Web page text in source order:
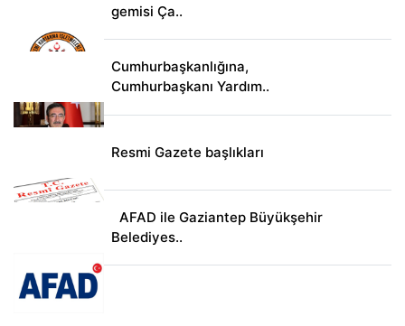
gemisi Ça..
Cumhurbaşkanlığına,
Cumhurbaşkanı Yardım..
Resmi Gazete başlıkları
AFAD ile Gaziantep Büyükşehir
Belediyes..